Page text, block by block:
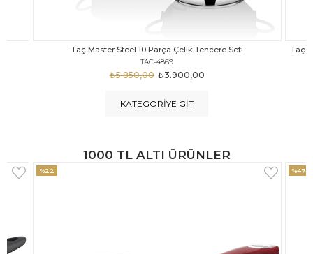
Taç Carabella Döküm Cam Kapak 7 Parça Tencere Seti Siyah
TAC-3817
₺3.250,00
₺4.350,00
KATEGORIYE GIT
1000 TL ALTI ÜRÜNLER
%47 %18